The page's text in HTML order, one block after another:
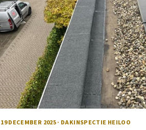
19 DECEMBER 2025 · DAKINSPECTIE HEILOO